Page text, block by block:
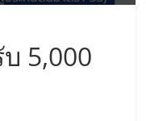
5,000